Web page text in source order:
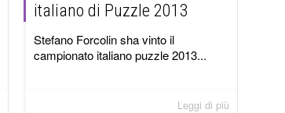
italiano di Puzzle 2013
Stefano Forcolin sha vinto il
campionato italiano puzzle 2013...
Leggi di più